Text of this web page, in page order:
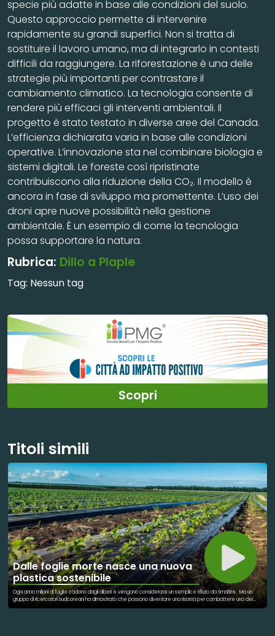
specie più adatte in base alle condizioni del suolo.
Questo approccio permette di intervenire
rapidamente su grandi superfici. Non si tratta di
sostituire il lavoro umano, ma di integrarlo in contesti
difficili da raggiungere. La riforestazione è una delle
strategie più importanti per contrastare il
cambiamento climatico. La tecnologia consente di
rendere più efficaci gli interventi ambientali. Il
progetto è stato testato in diverse aree del Canada.
L’efficienza dichiarata varia in base alle condizioni
operative. L’innovazione sta nel combinare biologia e
sistemi digitali. Le foreste così ripristinate
contribuiscono alla riduzione della CO₂. Il modello è
ancora in fase di sviluppo ma promettente. L’uso dei
droni apre nuove possibilità nella gestione
ambientale. È un esempio di come la tecnologia
possa supportare la natura.
Rubrica: Dillo a Plaple
Tag: Nessun tag
Scopri
Titoli simili
Dalle foglie morte nasce una nuova
plastica sostenibile
Ogni anno milioni di foglie cadono dagli alberi e vengono considerate un semplice rifiuto da smaltire. Ma un
gruppo di ricercatori sudcoreani ha dimostrato che possono diventare una risorsa per combattere uno dei